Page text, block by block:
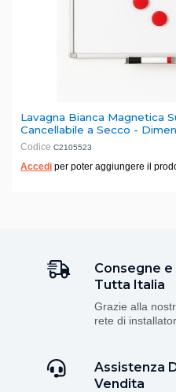
Lavagna Bianca Magnetica
Cancellabile a Secco -
Codice C2105523
Accedi per poter aggiungere il
Consegne
Tutta Italia
Grazie alla
rete di
Assistenza
Vendita